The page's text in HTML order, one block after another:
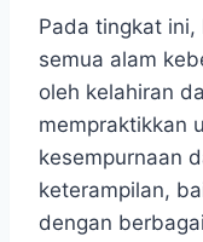
Pada tingkat
semua alam
oleh kelahiran
mempraktikkan
kesempurnaan
keterampilan,
dengan